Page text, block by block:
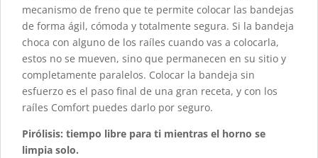
mecanismo de freno que te permite colocar las bandejas
de forma ágil, cómoda y totalmente segura. Si la bandeja
choca con alguno de los raíles cuando vas a colocarla,
estos no se mueven, sino que permanecen en su sitio y
completamente paralelos. Colocar la bandeja sin
esfuerzo es el paso final de una gran receta, y con los
raíles Comfort puedes darlo por seguro.
Pirólisis: tiempo libre para ti mientras el horno se
limpia solo.